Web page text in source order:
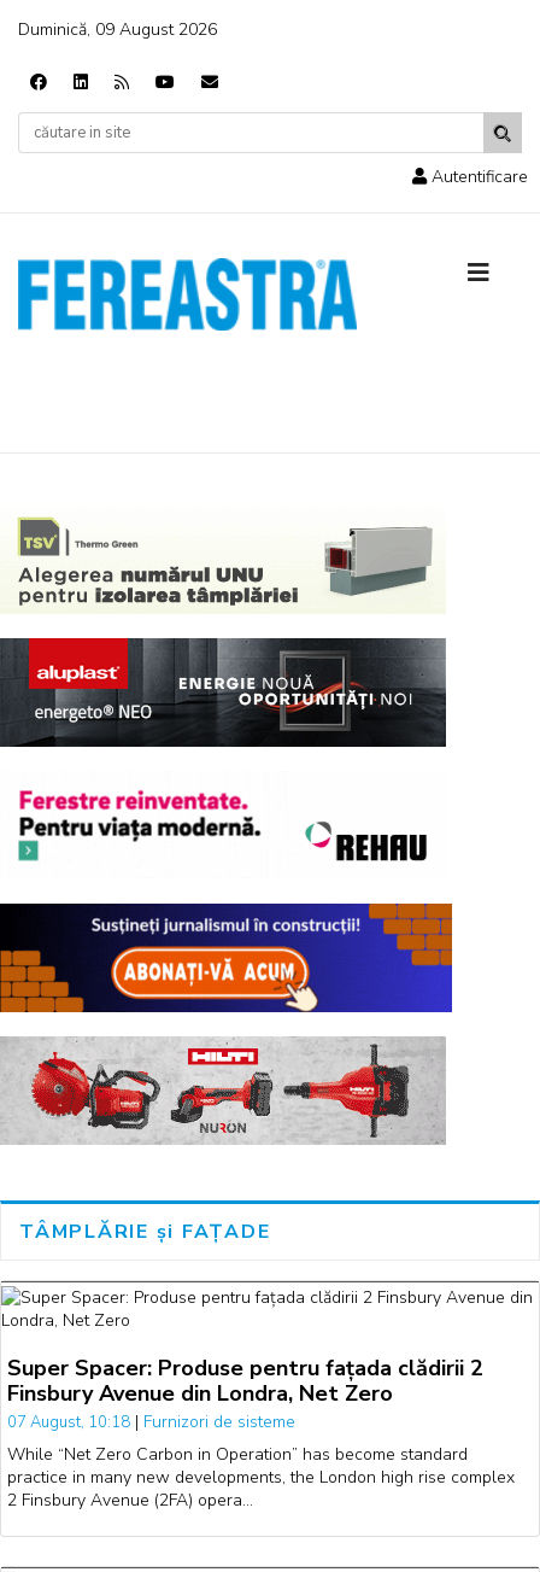
Duminică, 09 August 2026
Autentificare
TÂMPLĂRIE și FAȚADE
Super Spacer: Produse pentru fațada clădirii 2
Finsbury Avenue din Londra, Net Zero
07 August, 10:18 | Furnizori de sisteme
While “Net Zero Carbon in Operation” has become standard
practice in many new developments, the London high rise complex
2 Finsbury Avenue (2FA) opera…